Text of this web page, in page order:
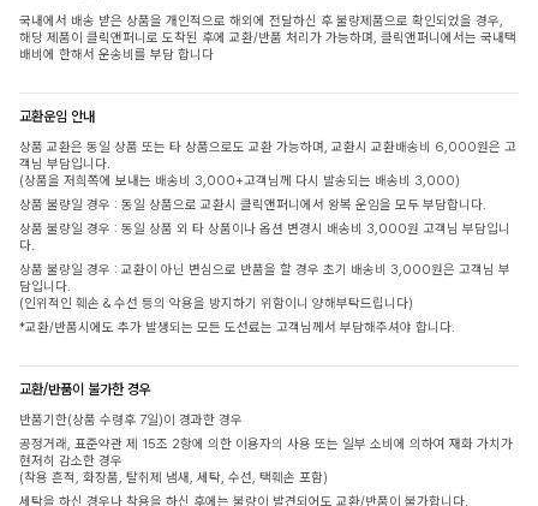
국내에서 배송 받은 상품을 개인적으로 해외에 전달하신 후 불량제품으로 확인되었을 경우,
해당 제품이 클릭앤퍼니로 도착된 후에 교환/반품 처리가 가능하며, 클릭앤퍼니에서는 국내택
배비에 한해서 운송비를 부담 합니다
교환운임 안내
상품 교환은 동일 상품 또는 타 상품으로도 교환 가능하며, 교환시 교환배송비 6,000원은 고
객님 부담입니다.
(상품을 저희쪽에 보내는 배송비 3,000+고객님께 다시 발송되는 배송비 3,000)
상품 불량일 경우 : 동일 상품으로 교환시 클릭앤퍼니에서 왕복 운임을 모두 부담합니다.
상품 불량일 경우 : 동일 상품 외 타 상품이나 옵션 변경시 배송비 3,000원 고객님 부담입니
다.
상품 불량일 경우 : 교환이 아닌 변심으로 반품을 할 경우 초기 배송비 3,000원은 고객님 부
담입니다.
(인위적인 훼손 & 수선 등의 악용을 방지하기 위함이니 양해부탁드립니다)
*교환/반품시에도 추가 발생되는 모든 도선료는 고객님께서 부담해주셔야 합니다.
교환/반품이 불가한 경우
반품기한(상품 수령후 7일)이 경과한 경우
공정거래, 표준약관 제 15조 2항에 의한 이용자의 사용 또는 일부 소비에 의하여 재화 가치가
현저히 감소한 경우
(착용 흔적, 화장품, 탈취제 냄새, 세탁, 수선, 택훼손 포함)
세탁을 하신 경우나 착용을 하신 후에는 불량이 발견되어도 교환/반품이 불가합니다.